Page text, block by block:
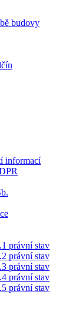
budovy
informací
právní stav
právní stav
právní stav
právní stav
právní stav